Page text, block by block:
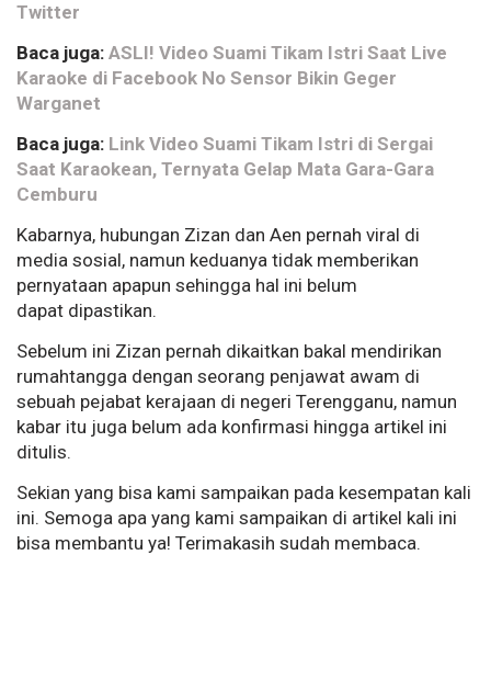
Twitter
Baca juga: ASLI! Video Suami Tikam Istri Saat Live
Karaoke di Facebook No Sensor Bikin Geger
Warganet
Baca juga: Link Video Suami Tikam Istri di Sergai
Saat Karaokean, Ternyata Gelap Mata Gara-Gara
Cemburu
Kabarnya, hubungan Zizan dan Aen pernah viral di
media sosial, namun keduanya tidak memberikan
pernyataan apapun sehingga hal ini belum
dapat dipastikan.
Sebelum ini Zizan pernah dikaitkan bakal mendirikan
rumahtangga dengan seorang penjawat awam di
sebuah pejabat kerajaan di negeri Terengganu, namun
kabar itu juga belum ada konfirmasi hingga artikel ini
ditulis.
Sekian yang bisa kami sampaikan pada kesempatan kali
ini. Semoga apa yang kami sampaikan di artikel kali ini
bisa membantu ya! Terimakasih sudah membaca.